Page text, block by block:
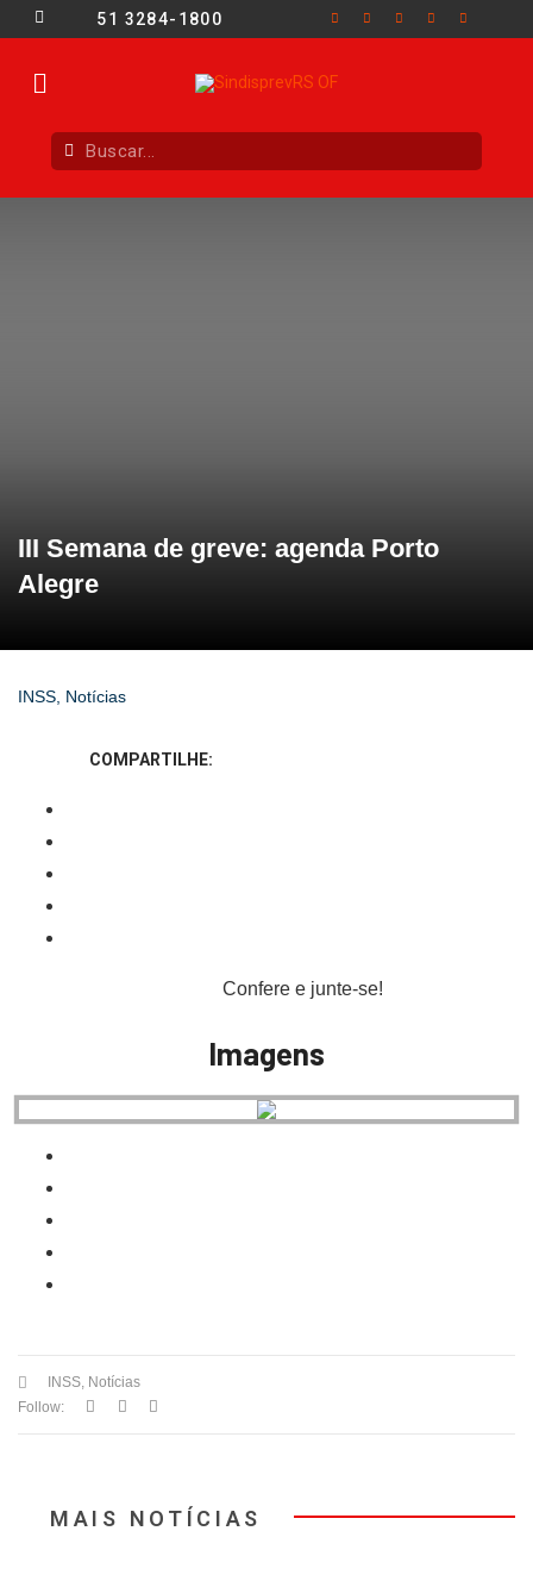
51 3284-1800
III Semana de greve: agenda Porto
Alegre
INSS, Notícias
COMPARTILHE:
Confere e junte-se!
Imagens
INSS, Notícias
Follow:
MAIS NOTÍCIAS